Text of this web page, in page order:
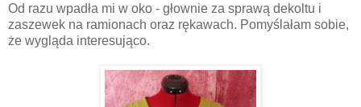
Od razu wpadła mi w oko - głownie za sprawą dekoltu i
zaszewek na ramionach oraz rękawach. Pomyślałam sobie,
że wygląda interesująco.